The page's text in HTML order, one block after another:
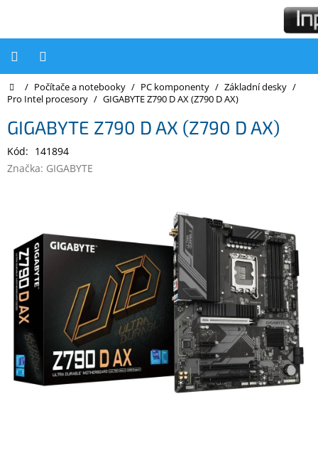
Počítače
Inpraise
Notebooky
Akce
a
slevy
Oblíbené
Kontakty
objednávka
antiviru
ESET
Domů
/ Počítače a notebooky / PC komponenty / Základní desky /
Pro Intel procesory / GIGABYTE Z790 D AX (Z790 D AX)
GIGABYTE Z790 D AX (Z790 D AX)
Kód: 141894
Značka: GIGABYTE